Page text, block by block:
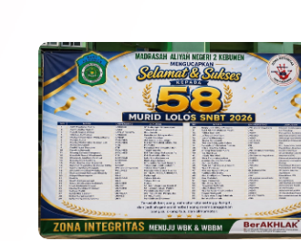
No Comments